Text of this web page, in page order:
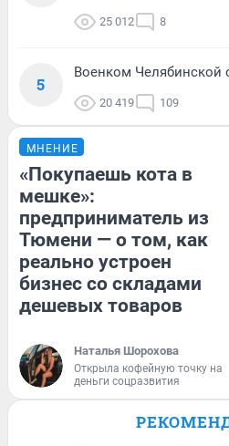
25 012 8
5
Военком Челябинской
20 419 109
МНЕНИЕ
«Покупаешь кота в
мешке»:
предприниматель из
Тюмени — о том, как
реально устроен
бизнес со складами
дешевых товаров
Наталья Шорохова
Открыла кофейную точку на
деньги соцразвития